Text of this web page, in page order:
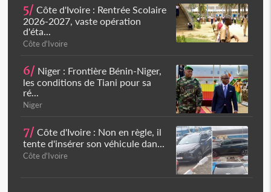
5/ Côte d'Ivoire : Rentrée Scolaire
2026-2027, vaste opération
d'éta...
Côte d'Ivoire
6/ Niger : Frontière Bénin-Niger,
les conditions de Tiani pour sa
ré...
Niger
7/ Côte d'Ivoire : Non en règle, il
tente d'insérer son véhicule dan...
Côte d'Ivoire